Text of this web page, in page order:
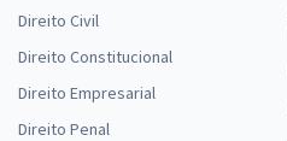
Direito Civil
Direito Constitucional
Direito Empresarial
Direito Penal